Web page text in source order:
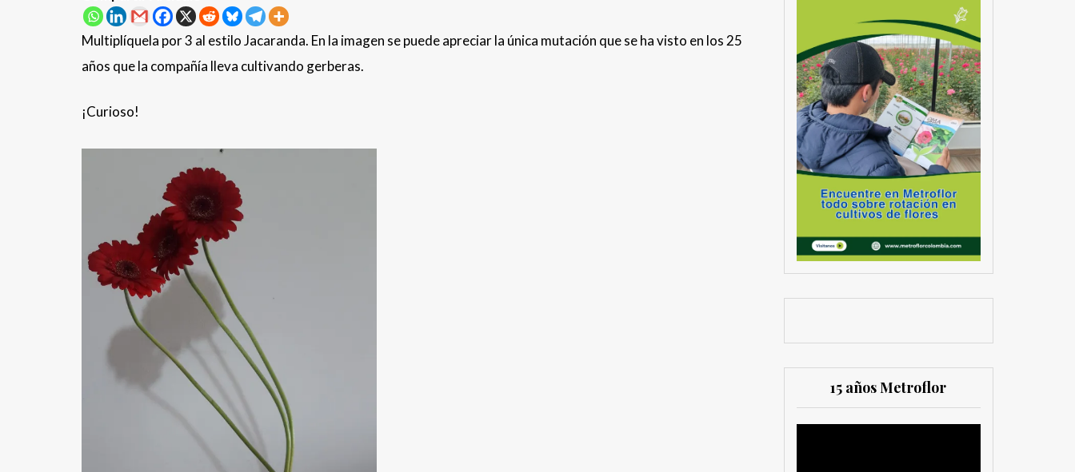
Multiplíquela por 3 al estilo Jacaranda. En la imagen se puede apreciar la única mutación que se ha visto en los 25
años que la compañía lleva cultivando gerberas.
¡Curioso!
15 años Metroflor